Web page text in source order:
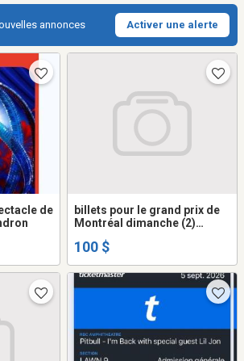
annonces Activer une alerte
de
billets pour le grand prix de
Montréal dimanche (2)
générale
100 $